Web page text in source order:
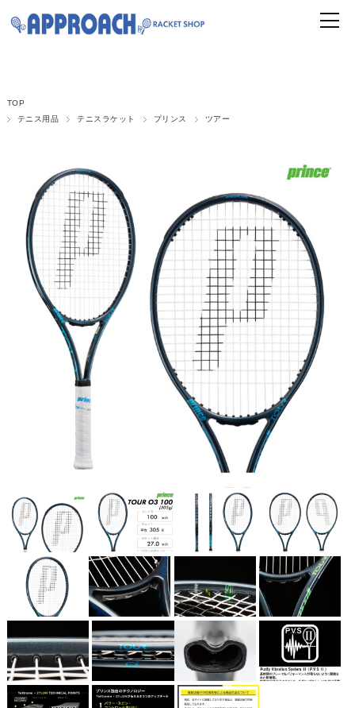
TOP
テニス用品
テニスラケット プリンス ツアー